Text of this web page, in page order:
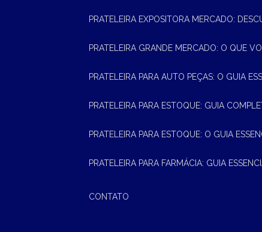
PRATELEIRA EXPOSITORA MERCADO:
PRATELEIRA GRANDE MERCADO: O QUE
PRATELEIRA PARA AUTO PEÇAS: O GUIA
PRATELEIRA PARA ESTOQUE: GUIA
PRATELEIRA PARA ESTOQUE: O GUIA
PRATELEIRA PARA FARMÁCIA: GUIA
CONTATO